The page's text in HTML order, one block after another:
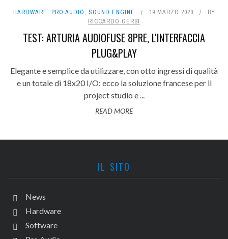
HARDWARE, PRO AUDIO, SOUND ENGINE 19 MARZO 2020
BY
RICCARDO GERBI
TEST: ARTURIA AUDIOFUSE 8PRE, L'INTERFACCIA
PLUG&PLAY
Elegante e semplice da utilizzare, con otto ingressi di qualità
e un totale di 18x20 I/O: ecco la soluzione francese per il
project studio e ...
READ MORE
IL SITO
News
Hardware
Software